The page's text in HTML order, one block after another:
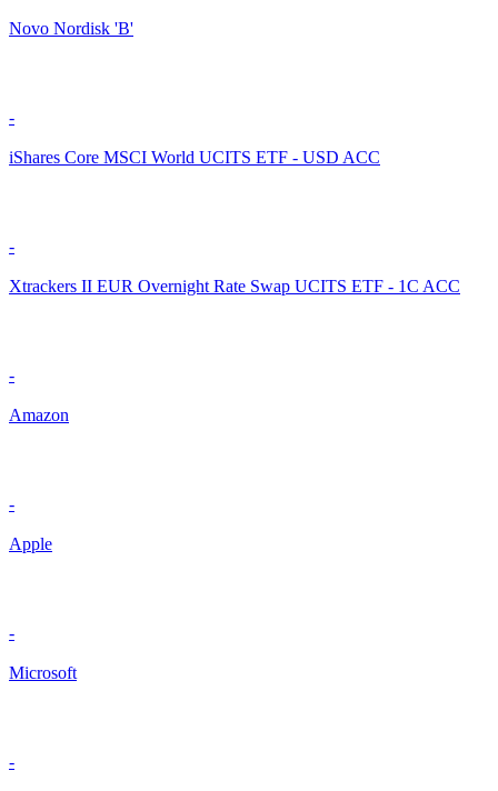
Novo Nordisk 'B'
-
iShares Core MSCI World UCITS ETF - USD ACC
-
Xtrackers II EUR Overnight Rate Swap UCITS ETF - 1C ACC
-
Amazon
-
Apple
-
Microsoft
-